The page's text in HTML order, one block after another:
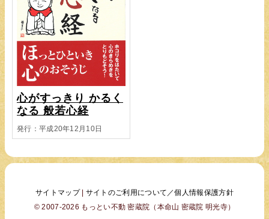
心がすっきり かるく
なる 般若心経
発行：平成20年12月10日
サイトマップ| サイトのご利用について／個人情報保護方針
© 2007-2026 もっとい不動 密蔵院（本命山 密蔵院 明光寺）